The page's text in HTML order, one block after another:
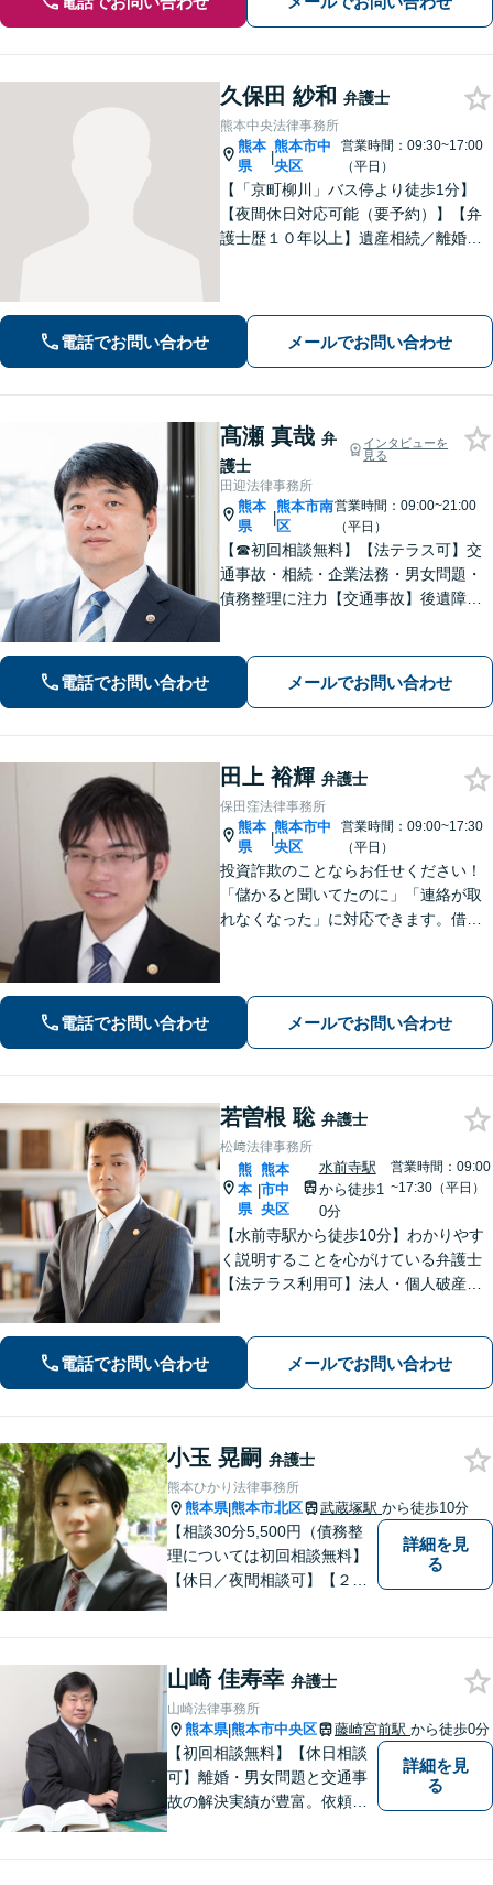
久保田 紗和 弁護士
熊本中央法律事務所
熊本
県
|
熊本市中
央区
営業時間：09:30~17:00
（平日）
【「京町柳川」バス停より徒歩1分】
【夜間休日対応可能（要予約）】【弁
護士歴１０年以上】遺産相続／離婚・
す。お気軽にご相談ください。
電話でお問い合わせ メールでお問い合わせ
髙瀬 真哉 弁
護士
インタビューを
見る
田迎法律事務所
熊本
県
|
熊本市南
区
営業時間：09:00~21:00
（平日）
【☎︎初回相談無料】【法テラス可】交
通事故・相続・企業法務・男女問題・
債務整理に注力【交通事故】後遺障害
もご相談ください【駐車場あり】
電話でお問い合わせ メールでお問い合わせ
田上 裕輝 弁護士
保田窪法律事務所
熊本
県
|
熊本市中
央区
営業時間：09:00~17:30
（平日）
投資詐欺のことならお任せください！
「儲かると聞いてたのに」「連絡が取
れなくなった」に対応できます。借
電話でお問い合わせ メールでお問い合わせ
若曽根 聡 弁護士
松﨑法律事務所
熊
本
県
|
熊本
市中
央区
水前寺駅
から徒歩1
0分
営業時間：09:00
~17:30（平日）
【水前寺駅から徒歩10分】わかりやす
く説明することを心がけている弁護士
【法テラス利用可】法人・個人破産申
対応でスムーズに解決できるよう尽力
します。
電話でお問い合わせ メールでお問い合わせ
小玉 晃嗣 弁護士
熊本ひかり法律事務所
熊本県|熊本市北区 武蔵塚駅 から徒歩10分
【相談30分5,500円（債務整
理については初回相談無料】
【休日／夜間相談可】【２０
詳細を見
る
山崎 佳寿幸 弁護士
山崎法律事務所
熊本県|熊本市中央区 藤崎宮前駅 から徒歩0分
【初回相談無料】【休日相談
可】離婚・男女問題と交通事
故の解決実績が豊富。依頼者
詳細を見
る